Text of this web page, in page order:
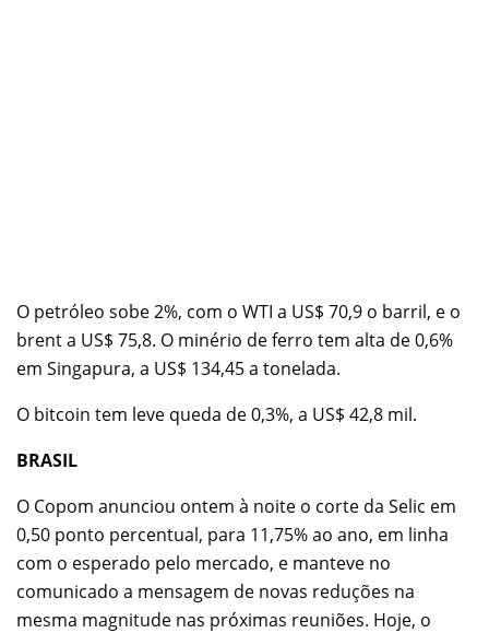
O petróleo sobe 2%, com o WTI a US$ 70,9 o barril, e o
brent a US$ 75,8. O minério de ferro tem alta de 0,6%
em Singapura, a US$ 134,45 a tonelada.
O bitcoin tem leve queda de 0,3%, a US$ 42,8 mil.
BRASIL
O Copom anunciou ontem à noite o corte da Selic em
0,50 ponto percentual, para 11,75% ao ano, em linha
com o esperado pelo mercado, e manteve no
comunicado a mensagem de novas reduções na
mesma magnitude nas próximas reuniões. Hoje, o